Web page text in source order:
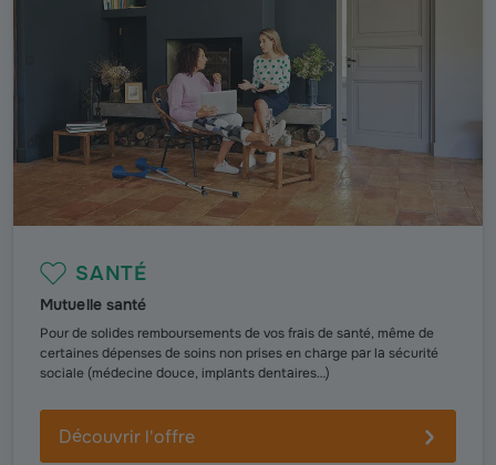
SANTÉ
Mutuelle santé
Pour de solides remboursements de vos frais de santé, même de
certaines dépenses de soins non prises en charge par la sécurité
sociale (médecine douce, implants dentaires…)
Découvrir l'offre